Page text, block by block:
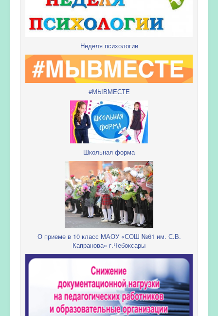
Неделя психологии
#МЫВМЕСТЕ
Школьная форма
О приеме в 10 класс МАОУ «СОШ №61 им. С.В.
Капранова» г.Чебоксары